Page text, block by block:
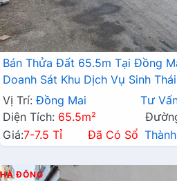
Bán Thửa Đất 65.5m Tại Đồng
Doanh Sát Khu Dịch Vụ Sinh
Vị Trí: Đồng Mai Tư
Diện Tích: 65.5m²
Giá:7-7.5 Tỉ Đã Có Sổ
HÀ ĐÔNG